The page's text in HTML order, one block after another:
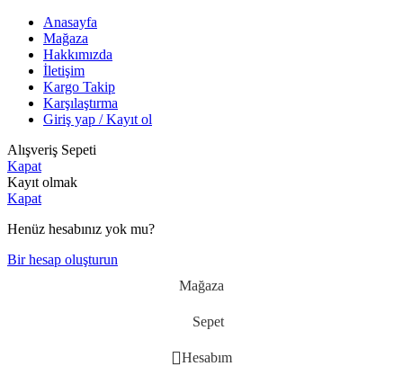
Anasayfa
Mağaza
Hakkımızda
İletişim
Kargo Takip
Karşılaştırma
Giriş yap / Kayıt ol
Alışveriş Sepeti
Kapat
Kayıt olmak
Kapat
Henüz hesabınız yok mu?
Bir hesap oluşturun
Mağaza
Sepet
Hesabım